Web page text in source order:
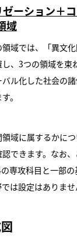
ゼーション＋
域
域では、「異文
、3つの領域を束
ル化した社会の
。
域に属するかに
できます。なお
専攻科目と一部
は設定はありませ